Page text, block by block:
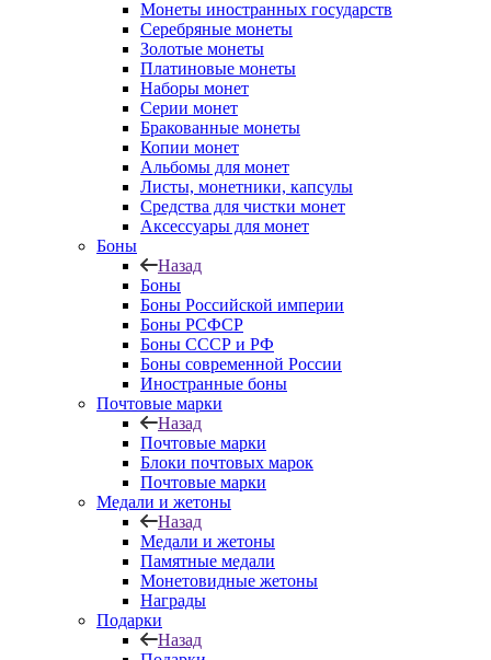
Монеты иностранных государств
Серебряные монеты
Золотые монеты
Платиновые монеты
Наборы монет
Серии монет
Бракованные монеты
Копии монет
Альбомы для монет
Листы, монетники, капсулы
Средства для чистки монет
Аксессуары для монет
Боны
Назад
Боны
Боны Российской империи
Боны РСФСР
Боны СССР и РФ
Боны современной России
Иностранные боны
Почтовые марки
Назад
Почтовые марки
Блоки почтовых марок
Почтовые марки
Медали и жетоны
Назад
Медали и жетоны
Памятные медали
Монетовидные жетоны
Награды
Подарки
Назад